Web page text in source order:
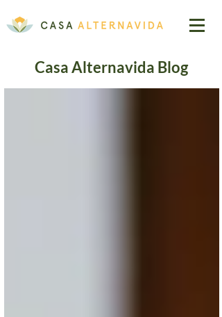
Casa Alternavida Blog